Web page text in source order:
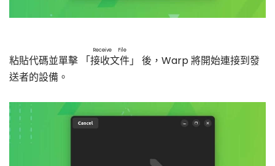
粘貼代碼並單擊 「接收文件
Receive File
」 後，Warp 將開始連接到發
送者的設備。